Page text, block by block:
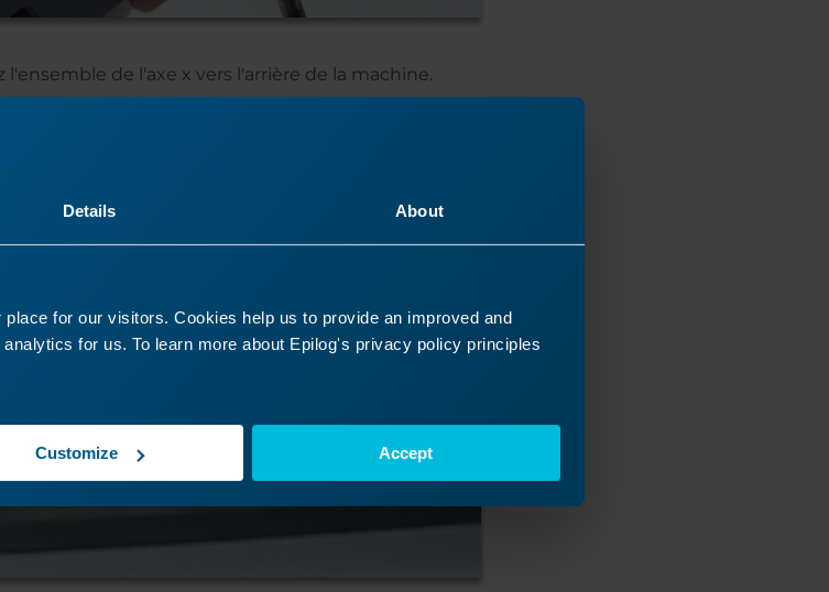
Details About
for our visitors. Cookies help us to provide an improved and
for us. To learn more about Epilog's privacy policy principles
Customize Accept
de l'axe x vers l'arrière de la machine.